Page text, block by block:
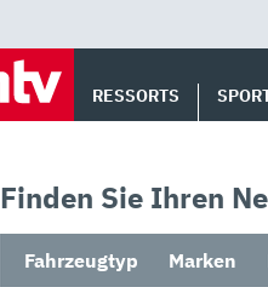
RESSORTS
Finden Sie Ihren
Fahrzeugtyp Marken